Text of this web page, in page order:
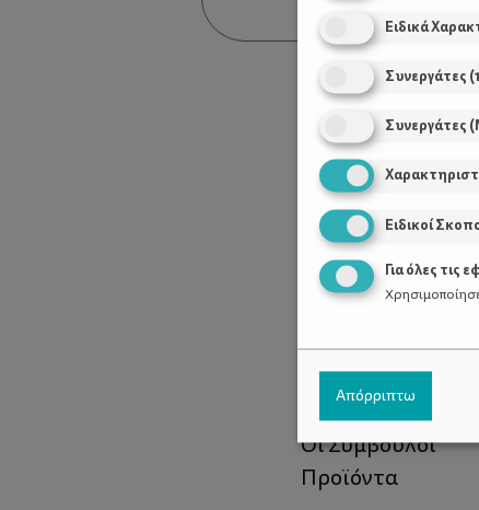
Χρήσιμοι
Τι είναι το ΔΕΛΤΑ
Οι Σύμβουλοι
Προϊόντα
Ειδικά
Συνεργάτες (
Συνεργάτες
Ειδικοί
Για όλες τις
Απόρριπτω